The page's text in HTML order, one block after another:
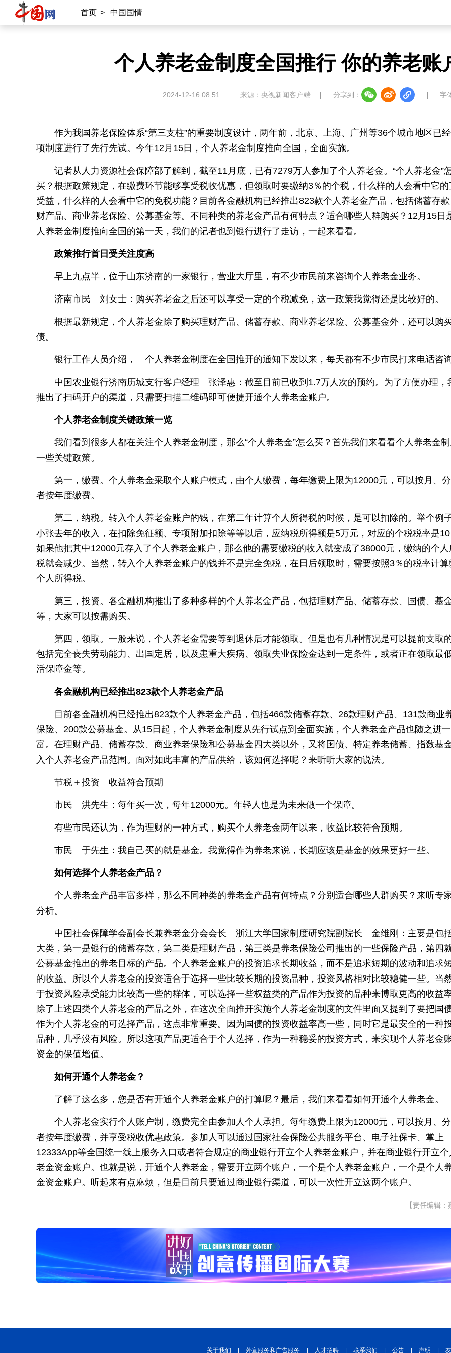
首页 > 中国国情
个人养老金制度全国推行 你的养老账
2024-12-16 08:51 来源：央视新闻客户端 分享到： 字
作为我国养老保险体系“第三支柱”的重要制度设计，两年前，北京、上海、广州等36个城市地区已
项制度进行了先行先试。今年12月15日，个人养老金制度推向全国，全面实施。
记者从人力资源社会保障部了解到，截至11月底，已有7279万人参加了个人养老金。“个人养老金”
买？根据政策规定，在缴费环节能够享受税收优惠，但领取时要缴纳3％的个税，什么样的人会看中它的
受益，什么样的人会看中它的免税功能？目前各金融机构已经推出823款个人养老金产品，包括储蓄存
财产品、商业养老保险、公募基金等。不同种类的养老金产品有何特点？适合哪些人群购买？12月15日
人养老金制度推向全国的第一天，我们的记者也到银行进行了走访，一起来看看。
政策推行首日受关注度高
早上九点半，位于山东济南的一家银行，营业大厅里，有不少市民前来咨询个人养老金业务。
济南市民 刘女士：购买养老金之后还可以享受一定的个税减免，这一政策我觉得还是比较好的。
根据最新规定，个人养老金除了购买理财产品、储蓄存款、商业养老保险、公募基金外，还可以购
债。
银行工作人员介绍， 个人养老金制度在全国推开的通知下发以来，每天都有不少市民打来电话咨
中国农业银行济南历城支行客户经理 张泽惠：截至目前已收到1.7万人次的预约。为了方便办理，
推出了扫码开户的渠道，只需要扫描二维码即可便捷开通个人养老金账户。
个人养老金制度关键政策一览
我们看到很多人都在关注个人养老金制度，那么“个人养老金”怎么买？首先我们来看看个人养老金
一些关键政策。
第一，缴费。个人养老金采取个人账户模式，由个人缴费，每年缴费上限为12000元，可以按月、
者按年度缴费。
第二，纳税。转入个人养老金账户的钱，在第二年计算个人所得税的时候，是可以扣除的。举个例
小张去年的收入，在扣除免征额、专项附加扣除等等以后，应纳税所得额是5万元，对应的个税税率是10
如果他把其中12000元存入了个人养老金账户，那么他的需要缴税的收入就变成了38000元，缴纳的个人
税就会减少。当然，转入个人养老金账户的钱并不是完全免税，在日后领取时，需要按照3％的税率计算
个人所得税。
第三，投资。各金融机构推出了多种多样的个人养老金产品，包括理财产品、储蓄存款、国债、基
等，大家可以按需购买。
第四，领取。一般来说，个人养老金需要等到退休后才能领取。但是也有几种情况是可以提前支取
包括完全丧失劳动能力、出国定居，以及患重大疾病、领取失业保险金达到一定条件，或者正在领取最
活保障金等。
各金融机构已经推出823款个人养老金产品
目前各金融机构已经推出823款个人养老金产品，包括466款储蓄存款、26款理财产品、131款商业
保险、200款公募基金。从15日起，个人养老金制度从先行试点到全面实施，个人养老金产品也随之进
富。在理财产品、储蓄存款、商业养老保险和公募基金四大类以外，又将国债、特定养老储蓄、指数基
入个人养老金产品范围。面对如此丰富的产品供给，该如何选择呢？来听听大家的说法。
节税＋投资 收益符合预期
市民 洪先生：每年买一次，每年12000元。年轻人也是为未来做一个保障。
有些市民还认为，作为理财的一种方式，购买个人养老金两年以来，收益比较符合预期。
市民 于先生：我自己买的就是基金。我觉得作为养老来说，长期应该是基金的效果更好一些。
如何选择个人养老金产品？
个人养老金产品丰富多样，那么不同种类的养老金产品有何特点？分别适合哪些人群购买？来听专
分析。
中国社会保障学会副会长兼养老金分会会长 浙江大学国家制度研究院副院长 金维刚：主要是包
大类，第一是银行的储蓄存款，第二类是理财产品，第三类是养老保险公司推出的一些保险产品，第四
公募基金推出的养老目标的产品。个人养老金账户的投资追求长期收益，而不是追求短期的波动和追求
的收益。所以个人养老金的投资适合于选择一些比较长期的投资品种，投资风格相对比较稳健一些。当
于投资风险承受能力比较高一些的群体，可以选择一些权益类的产品作为投资的品种来博取更高的收益率
除了上述四类个人养老金的产品之外，在这次全面推开实施个人养老金制度的文件里面又提到了要把国
作为个人养老金的可选择产品，这点非常重要。因为国债的投资收益率高一些，同时它是最安全的一种
品种，几乎没有风险。所以这项产品更适合于个人选择，作为一种稳妥的投资方式，来实现个人养老金
资金的保值增值。
如何开通个人养老金？
了解了这么多，您是否有开通个人养老金账户的打算呢？最后，我们来看看如何开通个人养老金。
个人养老金实行个人账户制，缴费完全由参加人个人承担。每年缴费上限为12000元，可以按月、
者按年度缴费，并享受税收优惠政策。参加人可以通过国家社会保险公共服务平台、电子社保卡、掌上
12333App等全国统一线上服务入口或者符合规定的商业银行开立个人养老金账户，并在商业银行开立个
老金资金账户。也就是说，开通个人养老金，需要开立两个账户，一个是个人养老金账户，一个是个人
金资金账户。听起来有点麻烦，但是目前只要通过商业银行渠道，可以一次性开立这两个账户。
【责任编辑：
关于我们 外宣服务和广告服务 人才招聘 联系我们 公告 声明